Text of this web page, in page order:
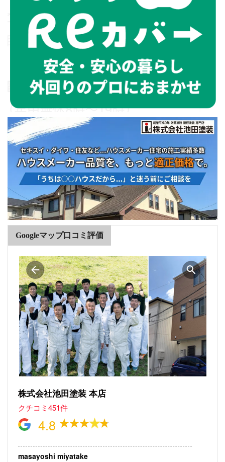
Googleマップ口コミ評価
株式会社池田塗装 本店
クチコミ451件
4.8
masayoshi miyatake